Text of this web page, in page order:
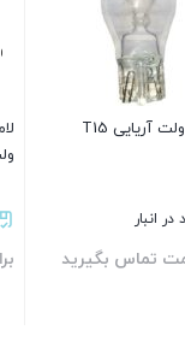
موجود در انبار
برای قیمت تماس بگیرید